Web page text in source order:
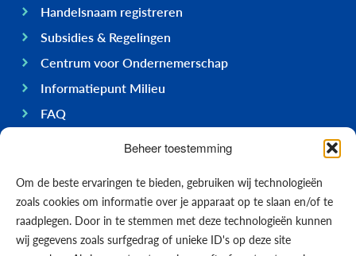
Beheer toestemming
Om de beste ervaringen te bieden, gebruiken wij technologieën
zoals cookies om informatie over je apparaat op te slaan en/of te
raadplegen. Door in te stemmen met deze technologieën kunnen
wij gegevens zoals surfgedrag of unieke ID's op deze site
Handelsnaam registreren
Subsidies & Regelingen
Centrum voor Ondernemerschap
Informatiepunt Milieu
FAQ
Ondernemen op Bonaire
Economie
Regering
Infrastructuur